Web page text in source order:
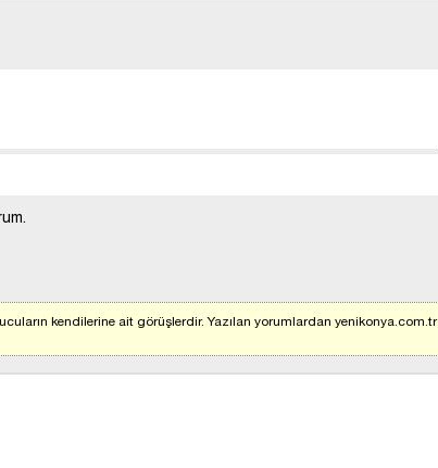
kendilerine ait görüşlerdir. Yazılan yorumlardan yenikonya.com.tr